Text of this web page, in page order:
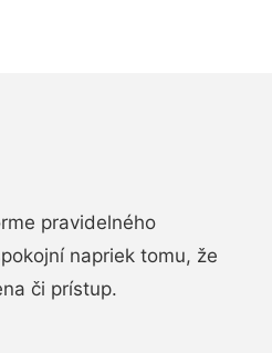
pravidelného
napriek tomu, že
či prístup.